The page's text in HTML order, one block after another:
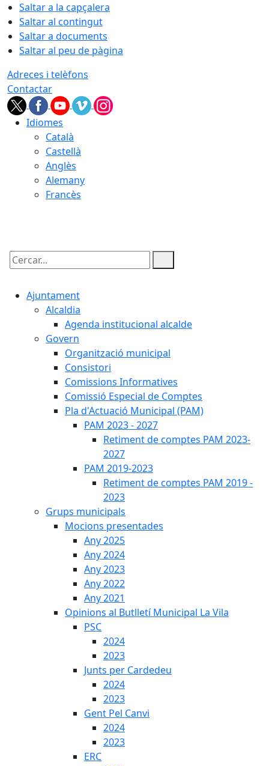
Saltar a la capçalera
Saltar al contingut
Saltar a documents
Saltar al peu de pàgina
Adreces i telèfons
Contactar
Idiomes
Català
Castellà
Anglès
Alemany
Francès
Cercar:
Ajuntament
Alcaldia
Agenda institucional alcalde
Govern
Organització municipal
Consistori
Comissions Informatives
Comissió Especial de Comptes
Pla d'Actuació Municipal (PAM)
PAM 2023 - 2027
Retiment de comptes PAM 2023-
2027
PAM 2019-2023
Retiment de comptes PAM 2019 -
2023
Grups municipals
Mocions presentades
Any 2025
Any 2024
Any 2023
Any 2022
Any 2021
Opinions al Butlletí Municipal La Vila
PSC
2024
2023
Junts per Cardedeu
2024
2023
Gent Pel Canvi
2024
2023
ERC